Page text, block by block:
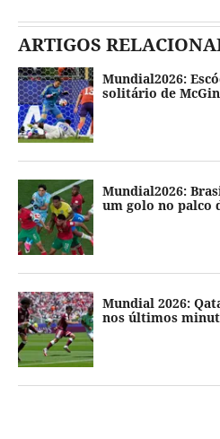
ARTIGOS
Mundial2026:
solitário de
Mundial2026:
um golo no palco
Mundial 2026:
nos últimos